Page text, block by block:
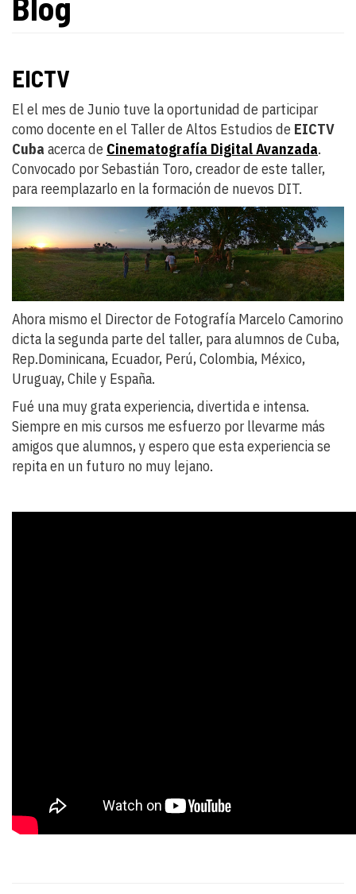
EICTV
El el mes de Junio tuve la oportunidad de participar
como docente en el Taller de Altos Estudios de EICTV
Cuba acerca de Cinematografía Digital Avanzada.
Convocado por Sebastián Toro, creador de este taller,
para reemplazarlo en la formación de nuevos DIT.
Ahora mismo el Director de Fotografía Marcelo Camorino
dicta la segunda parte del taller, para alumnos de Cuba,
Rep.Dominicana, Ecuador, Perú, Colombia, México,
Uruguay, Chile y España.
Fué una muy grata experiencia, divertida e intensa.
Siempre en mis cursos me esfuerzo por llevarme más
amigos que alumnos, y espero que esta experiencia se
repita en un futuro no muy lejano.